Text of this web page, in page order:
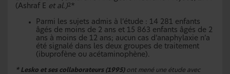
(Ashraf E et al.)2*
Parmi les sujets admis à l’étude : 14 281 enfants
âgés de moins de 2 ans et 15 863 enfants âgés de 2
ans à moins de 12 ans; aucun cas d’anaphylaxie n’a
été signalé dans les deux groupes de traitement
(ibuprofène ou acétaminophène).
* Lesko et ses collaborateurs (1995)ont mené une étude avec